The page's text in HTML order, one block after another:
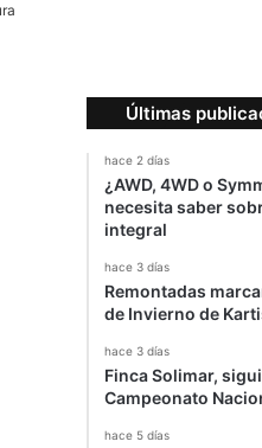
Últimas
hace 2 días
¿AWD, 4WD o
necesita saber
integral
hace 3 días
Remontadas
de Invierno de
hace 3 días
Finca Solimar,
Campeonato
hace 5 días